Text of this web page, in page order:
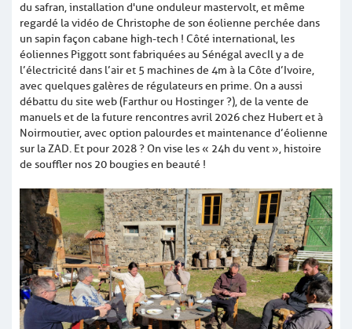
du safran, installation d'une onduleur mastervolt, et même
regardé la vidéo de Christophe de son éolienne perchée dans
un sapin façon cabane high-tech ! Côté international, les
éoliennes Piggott sont fabriquées au Sénégal avec Il y a de
l’électricité dans l’air et 5 machines de 4m à la Côte d’Ivoire,
avec quelques galères de régulateurs en prime. On a aussi
débattu du site web (Farthur ou Hostinger ?), de la vente de
manuels et de la future rencontres avril 2026 chez Hubert et à
Noirmoutier, avec option palourdes et maintenance d’éolienne
sur la ZAD. Et pour 2028 ? On vise les « 24h du vent », histoire
de souffler nos 20 bougies en beauté !